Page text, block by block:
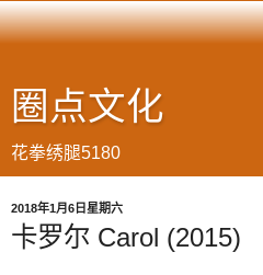
圈点文化
花拳绣腿5180
2018年1月6日星期六
卡罗尔 Carol (2015)